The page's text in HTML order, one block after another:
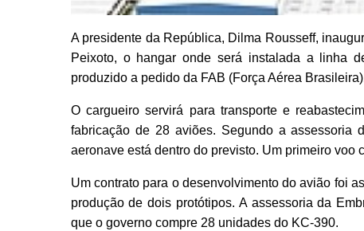
A presidente da República, Dilma Rousseff,
Peixoto, o hangar onde será instalada a linha
produzido a pedido da FAB (Força Aérea
O cargueiro servirá para transporte e
fabricação de 28 aviões. Segundo a assessoria
aeronave está dentro do previsto. Um primeiro voo
Um contrato para o desenvolvimento do avião foi
produção de dois protótipos. A assessoria da
que o governo compre 28 unidades do KC-390.